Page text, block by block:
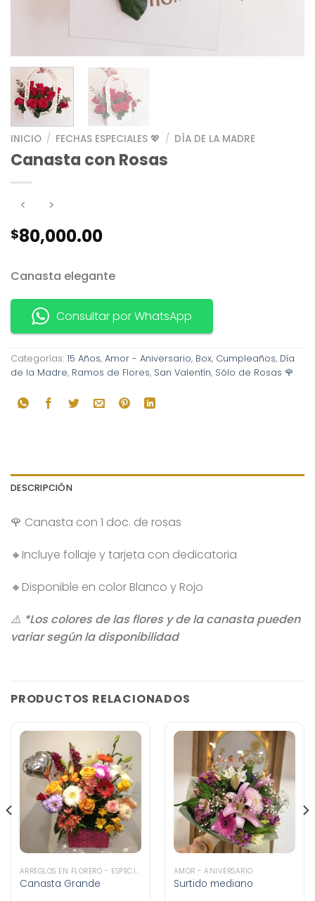
INICIO / FECHAS ESPECIALES 💖 / DÍA DE LA MADRE
Canasta con Rosas
$80,000.00
Canasta elegante
Consultar por WhatsApp
Categorías: 15 Años, Amor - Aniversario, Box, Cumpleaños, Día
de la Madre, Ramos de Flores, San Valentín, Sólo de Rosas 🌹
DESCRIPCIÓN
🌹 Canasta con 1 doc. de rosas
🔸Incluye follaje y tarjeta con dedicatoria
🔸Disponible en color Blanco y Rojo
⚠️ *Los colores de las flores y de la canasta pueden
variar según la disponibilidad
PRODUCTOS RELACIONADOS
ARREGLOS EN FLORERO - ESPECIALES
Canasta Grande
AMOR - ANIVERSARIO
Surtido mediano